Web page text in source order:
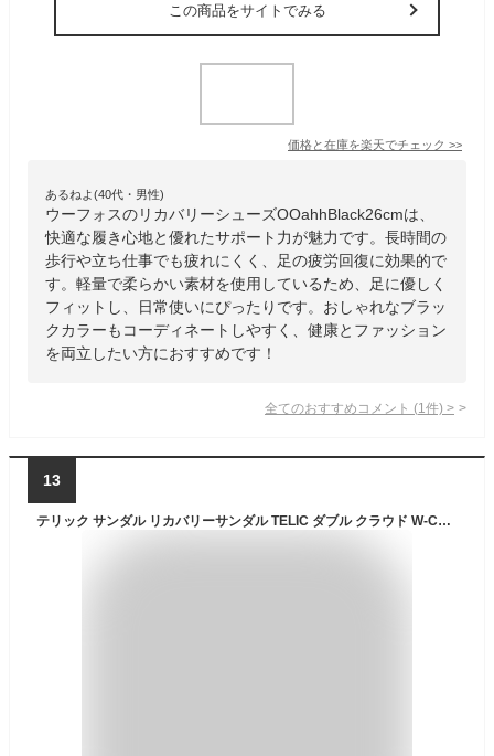
この商品をサイトでみる
価格と在庫を楽天でチェック >>
あるねよ(40代・男性)
ウーフォスのリカバリーシューズOOahhBlack26cmは、
快適な履き心地と優れたサポート力が魅力です。長時間の
歩行や立ち仕事でも疲れにくく、足の疲労回復に効果的で
す。軽量で柔らかい素材を使用しているため、足に優しく
フィットし、日常使いにぴったりです。おしゃれなブラッ
クカラーもコーディネートしやすく、健康とファッション
を両立したい方におすすめです！
全てのおすすめコメント (1 件) >
13
テリック サンダル リカバリーサンダル TELIC ダブル クラウド W-CLOUD 2025SS【正規品】リカバリーシューズ 癒し 厚底 グッズ メンズ レディース ユニセックス ビーチサンダル スポーツサンダル おしゃれ かわいい ブラック 23cm 24cm 25cm 26cm 27cm 送料無料